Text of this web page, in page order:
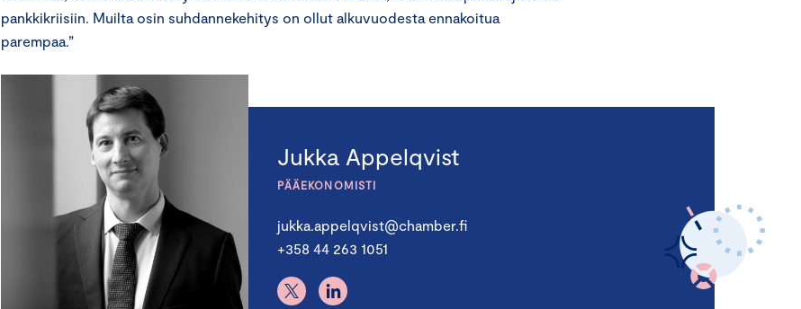
pankkikriisiin. Muilta osin suhdannekehitys on ollut alkuvuodesta ennakoitua
parempaa.”
Jukka Appelqvist
PÄÄEKONOMISTI
jukka.appelqvist@chamber.fi
+358 44 263 1051